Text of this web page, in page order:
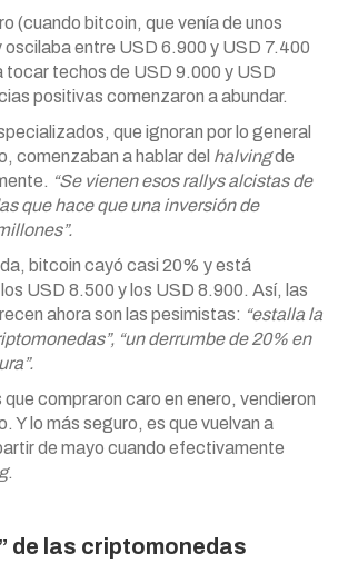
(cuando bitcoin, que venía de unos
oscilaba entre USD 6.900 y USD 7.400
tocar techos de USD 9.000 y USD
positivas comenzaron a abundar.
que ignoran por lo general
comenzaban a hablar del halvingde
“Se vienen esos rallys alcistas de
que hace que una inversión de
bitcoin cayó casi 20% y está
USD 8.500 y los USD 8.900. Así, las
ahora son las pesimistas: “estalla la
“un derrumbe de 20% en
compraron caro en enero, vendieron
Y lo más seguro, es que vuelvan a
de mayo cuando efectivamente
.
de las criptomonedas